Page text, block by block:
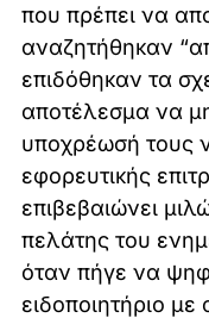
που πρέπει να
αναζητήθηκαν
επιδόθηκαν τα
αποτέλεσμα να
υποχρέωσή τους
εφορευτικής
επιβεβαιώνει
πελάτης του
όταν πήγε να
ειδοποιητήριο